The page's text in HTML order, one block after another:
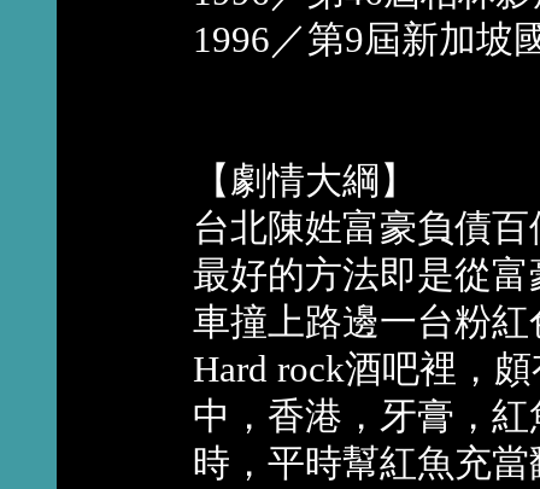
1996／第9屆新加坡
【劇情大綱】
台北陳姓富豪負債
最好的方法即是從
車撞上路邊一台粉
Hard rock酒吧裡，
中，香港，牙膏，
時，平時幫紅魚充